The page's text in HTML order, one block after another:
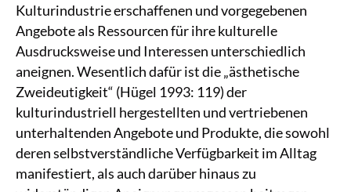
Kulturindustrie erschaffenen und vorgegebenen
Angebote als Ressourcen für ihre kulturelle
Ausdrucksweise und Interessen unterschiedlich
aneignen. Wesentlich dafür ist die „ästhetische
Zweideutigkeit“ (Hügel 1993: 119) der
kulturindustriell hergestellten und vertriebenen
unterhaltenden Angebote und Produkte, die sowohl
deren selbstverständliche Verfügbarkeit im Alltag
manifestiert, als auch darüber hinaus zu